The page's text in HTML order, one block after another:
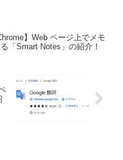
】Web ページ上でメモ
「Smart Notes」の紹介！